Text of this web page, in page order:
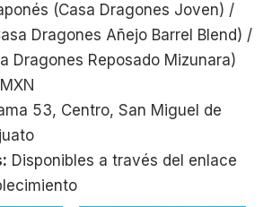
(Casa Dragones Joven) /
Dragones Añejo Barrel Blend) /
Dragones Reposado Mizunara)
53, Centro, San Miguel de
Disponibles a través del enlace